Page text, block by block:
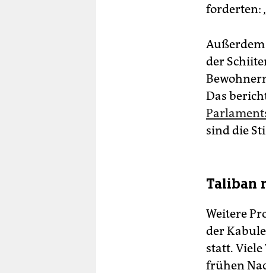
forderten:
der
Das
sind die
Taliban
Weitere
der
statt.
frühen